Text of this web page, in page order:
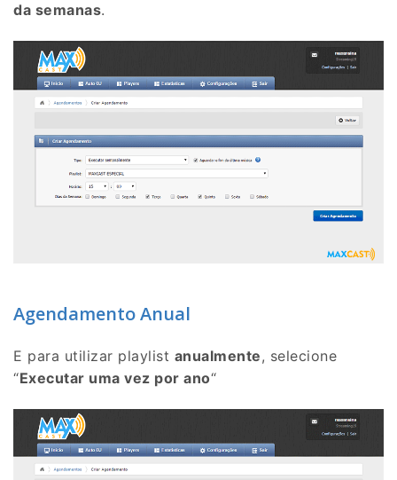
da semanas.
Agendamento Anual
E para utilizar playlist anualmente, selecione
“Executar uma vez por ano“